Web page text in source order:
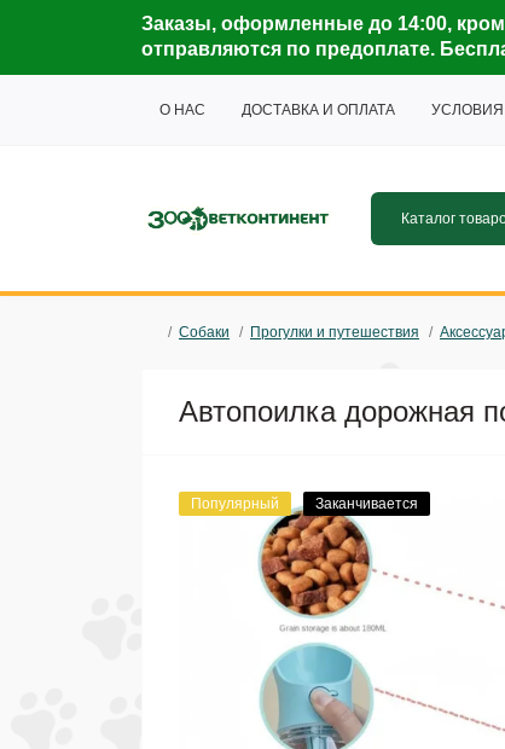
Заказы, оформленные до 14:00,
отправляются по предоплате.
О НАС ДОСТАВКА И ОПЛАТА
Каталог
Собаки Прогулки и путешествия
Автопоилка дорожная
Популярный Заканчивается